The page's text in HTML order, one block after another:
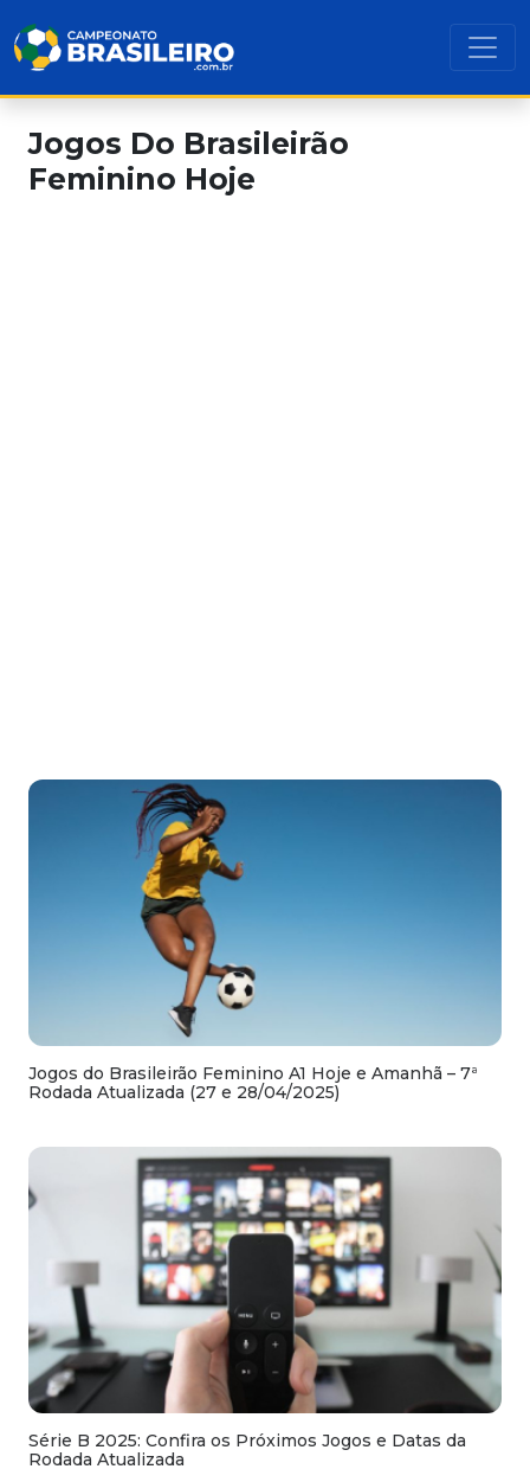
Jogos Do Brasileirão
Feminino Hoje
Jogos do Brasileirão Feminino A1 Hoje e Amanhã – 7ª
Rodada Atualizada (27 e 28/04/2025)
Série B 2025: Confira os Próximos Jogos e Datas da
Rodada Atualizada